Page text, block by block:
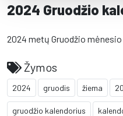
2024 Gruodžio
2024 metų Gruodžio
Žymos
2024 gruodis žiema
gruodžio kalendorius